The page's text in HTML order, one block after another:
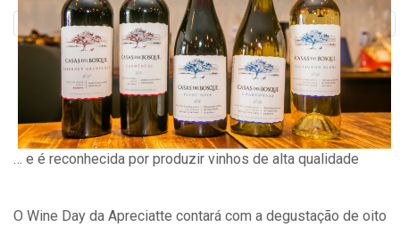
… e é reconhecida por produzir vinhos de alta qualidade
O Wine Day da Apreciatte contará com a degustação de oito